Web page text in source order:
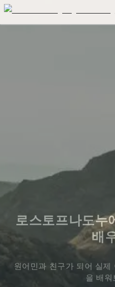
로스토프나도누
배
원어민과 친구가 되어 실
을 배워